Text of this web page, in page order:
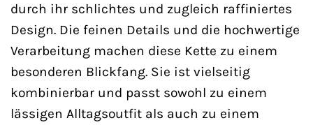
durch ihr schlichtes und zugleich raffiniertes
Design. Die feinen Details und die hochwertige
Verarbeitung machen diese Kette zu einem
besonderen Blickfang. Sie ist vielseitig
kombinierbar und passt sowohl zu einem
lässigen Alltagsoutfit als auch zu einem